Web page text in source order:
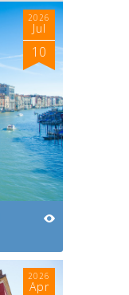
2026
Jul
10
2026
Apr